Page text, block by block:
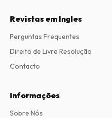
Revistas em Ingles
Perguntas Frequentes
Direito de Livre Resolução
Contacto
Informações
Sobre Nós